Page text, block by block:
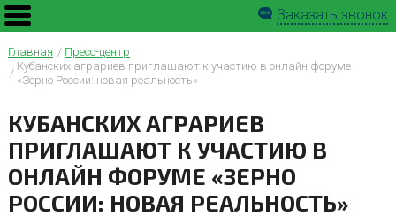
Заказать звонок
Главная
Пресс-центр
Кубанских аграриев приглашают к участию в онлайн форуме
«Зерно России: новая реальность»
КУБАНСКИХ АГРАРИЕВ
ПРИГЛАШАЮТ К УЧАСТИЮ В
ОНЛАЙН ФОРУМЕ «ЗЕРНО
РОССИИ: НОВАЯ РЕАЛЬНОСТЬ»